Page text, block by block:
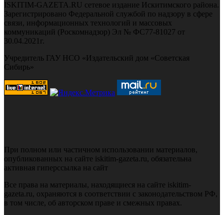
ISKITIM-GAZETA.RU сетевое издание Искитимского района.
Зарегистрировано Федеральной службой по надзору в сфере
связи, информационных технологий и массовых
коммуникаций (Роскомнадзор) Эл № ФС77-81027 от
30.04.2021г.
Учредитель ГАУ НСО «Издательский дом «Советская
Сибирь»
При полном или частичном использовании материалов,
опубликованных на сайте iskitim-gazeta.ru, обязательна
активная гиперссылка на сайт
Все права на материалы, находящиеся на сайте iskitim-
gazeta.ru, охраняются в соответствии с законодательством РФ,
в том числе, об авторском праве и смежных правах.